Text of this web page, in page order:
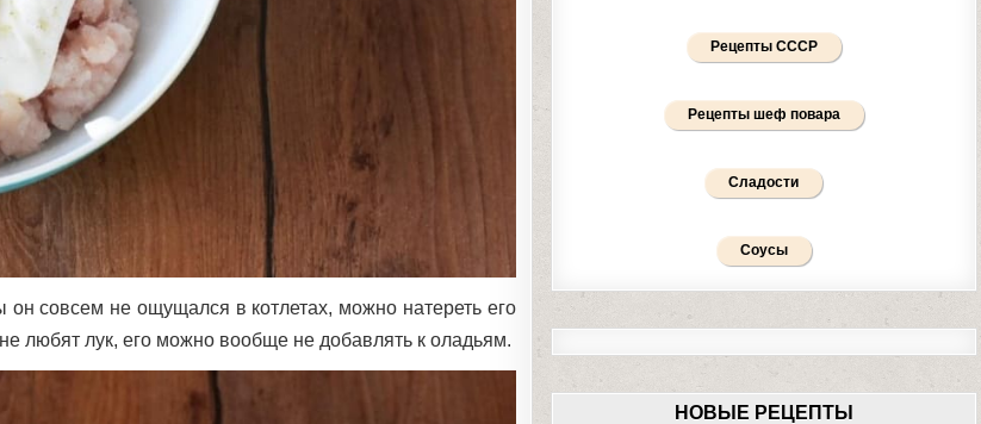
совсем не ощущался в котлетах, можно натереть его
любят лук, его можно вообще не добавлять к оладьям.
Рецепты СССР
Рецепты шеф повара
Сладости
Соусы
НОВЫЕ РЕЦЕПТЫ